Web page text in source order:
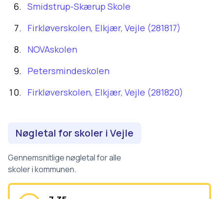
Smidstrup-Skærup Skole
Firkløverskolen, Elkjær, Vejle (281817)
NOVAskolen
Petersmindeskolen
Firkløverskolen, Elkjær, Vejle (281820)
Nøgletal for skoler iVejle
Gennemsnitlige nøgletal for alle
skoler i kommunen.